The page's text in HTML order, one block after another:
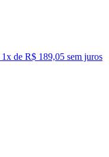
1x de R$ 189,05 sem juros